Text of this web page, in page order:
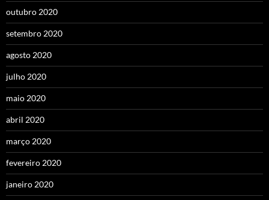
outubro 2020
setembro 2020
agosto 2020
julho 2020
maio 2020
abril 2020
março 2020
fevereiro 2020
janeiro 2020